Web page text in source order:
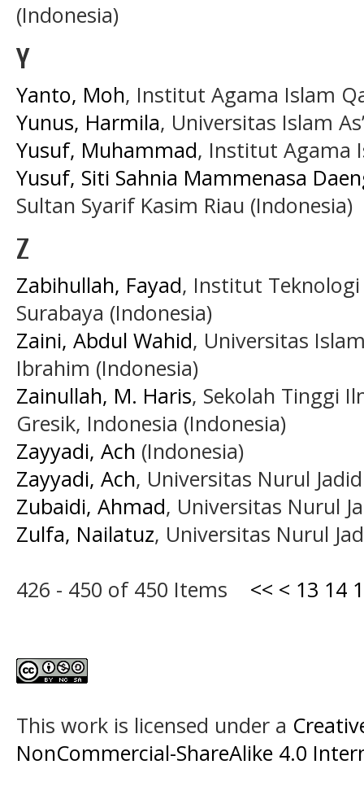
(Indonesia)
Y
Yanto, Moh, Institut Agama Islam
Yunus, Harmila, Universitas Islam
Yusuf, Muhammad, Institut Agama
Yusuf, Siti Sahnia Mammenasa
Sultan Syarif Kasim Riau (Indonesia)
Z
Zabihullah, Fayad, Institut
Surabaya (Indonesia)
Zaini, Abdul Wahid, Universitas
Ibrahim (Indonesia)
Zainullah, M. Haris, Sekolah Tinggi
Gresik, Indonesia (Indonesia)
Zayyadi, Ach (Indonesia)
Zayyadi, Ach, Universitas Nurul
Zubaidi, Ahmad, Universitas Nurul
Zulfa, Nailatuz, Universitas Nurul
426 - 450 of 450 Items << < 13 14
This work is licensed under a
NonCommercial-ShareAlike 4.0